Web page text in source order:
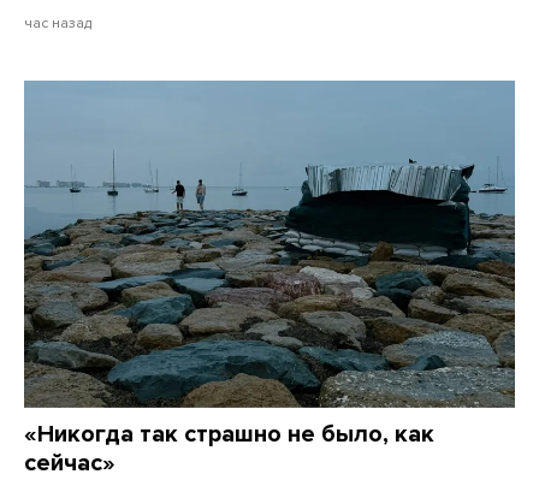
час назад
«Никогда так страшно не было, как
сейчас»